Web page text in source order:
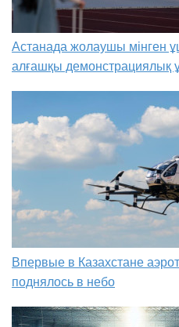
Астанада жолаушы мінген
алғашқы демонстрациялық
Впервые в Казахстане
поднялось в небо